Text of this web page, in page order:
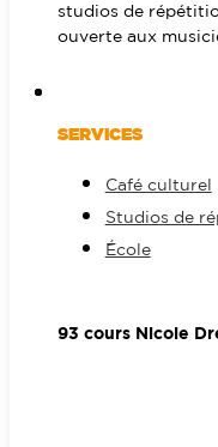
studios de
ouverte aux
SERVICES
Café culturel
Studios de
École
93 cours Nicole